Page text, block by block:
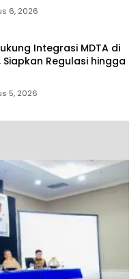
6, 2026
Integrasi MDTA di
Siapkan Regulasi hingga
5, 2026